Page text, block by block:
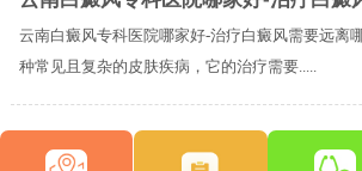
云南白癜风专科医院哪家好-治疗白癜风需要远离
种常见且复杂的皮肤疾病，它的治疗需要.....